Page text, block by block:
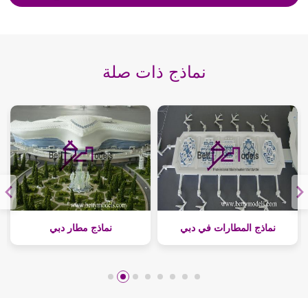
نماذج ذات صلة
نماذج المطارات في دبي نماذج داخلية إيطاليا